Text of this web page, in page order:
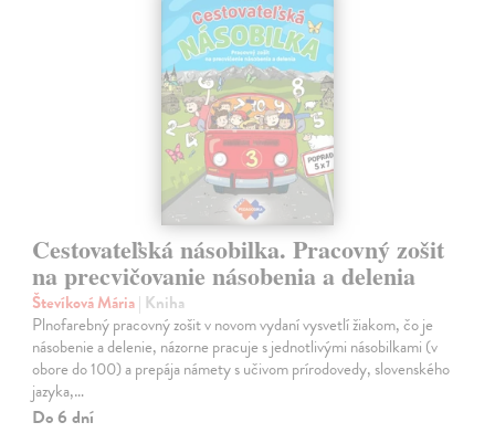
Cestovateľská násobilka. Pracovný zošit
na precvičovanie násobenia a delenia
Števíková Mária| Kniha
Plnofarebný pracovný zošit v novom vydaní vysvetlí žiakom, čo je
násobenie a delenie, názorne pracuje s jednotlivými násobilkami (v
obore do 100) a prepája námety s učivom prírodovedy, slovenského
jazyka,…
Do 6 dní